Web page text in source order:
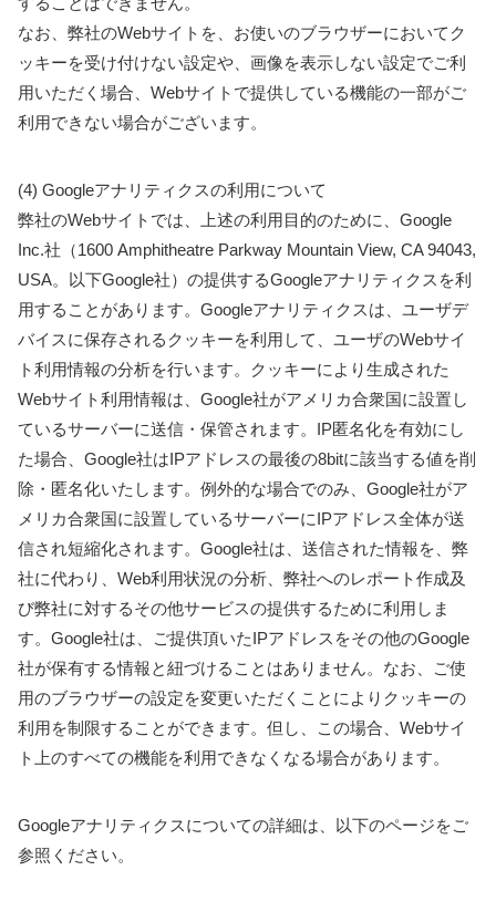
なお、弊社のWebサイトを、お使いのブラウザーにおいてク
ッキーを受け付けない設定や、画像を表示しない設定でご利
用いただく場合、Webサイトで提供している機能の一部がご
利用できない場合がございます。
(4) Googleアナリティクスの利用について
弊社のWebサイトでは、上述の利用目的のために、Google
Inc.社（1600 Amphitheatre Parkway Mountain View, CA 94043,
USA。以下Google社）の提供するGoogleアナリティクスを利
用することがあります。Googleアナリティクスは、ユーザデ
バイスに保存されるクッキーを利用して、ユーザのWebサイ
ト利用情報の分析を行います。クッキーにより生成された
Webサイト利用情報は、Google社がアメリカ合衆国に設置し
ているサーバーに送信・保管されます。IP匿名化を有効にし
た場合、Google社はIPアドレスの最後の8bitに該当する値を削
除・匿名化いたします。例外的な場合でのみ、Google社がア
メリカ合衆国に設置しているサーバーにIPアドレス全体が送
信され短縮化されます。Google社は、送信された情報を、弊
社に代わり、Web利用状況の分析、弊社へのレポート作成及
び弊社に対するその他サービスの提供するために利用しま
す。Google社は、ご提供頂いたIPアドレスをその他のGoogle
社が保有する情報と紐づけることはありません。なお、ご使
用のブラウザーの設定を変更いただくことによりクッキーの
利用を制限することができます。但し、この場合、Webサイ
ト上のすべての機能を利用できなくなる場合があります。
Googleアナリティクスについての詳細は、以下のページをご
参照ください。